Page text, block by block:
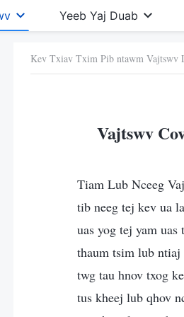
Yeeb Yaj Duab
Kev Txiav Txim Pib ntawm Vajtswv
Vajtswv
Tiam Lub Nceeg
tib neeg tej kev ua
uas yog tej yam
thaum tsim lub ntiaj
twg tau hnov txog
tus kheej lub qhov